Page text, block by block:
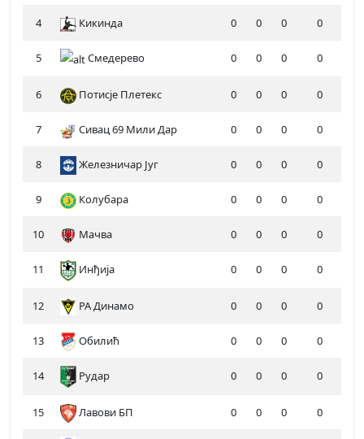
4 Кикинда 0 0 0 0
5 Смедерево 0 0 0 0
6 Потисје Плетекс 0 0 0 0
7 Сивац 69 Мили Дар 0 0 0 0
8 Железничар Југ 0 0 0 0
9 Колубара 0 0 0 0
10 Мачва 0 0 0 0
11 Инђија 0 0 0 0
12 РА Динамо 0 0 0 0
13 Обилић 0 0 0 0
14 Рудар 0 0 0 0
15 Лавови БП 0 0 0 0